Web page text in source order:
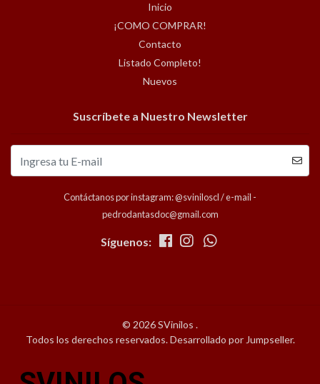
Inicio
¡COMO COMPRAR!
Contacto
Listado Completo!
Nuevos
Suscríbete a Nuestro Newsletter
Contáctanos por instagram: @sviniloscl / e-mail -
pedrodantasdoc@gmail.com
Síguenos:
© 2026 SVinilos .
Todos los derechos reservados.Desarrollado por Jumpseller.